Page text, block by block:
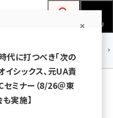
プ担当者フォーラム
MENU
れている記事の一覧
代に打つべき「次の
イシックス、元UA責
ミナー（8/26＠東
も実施】